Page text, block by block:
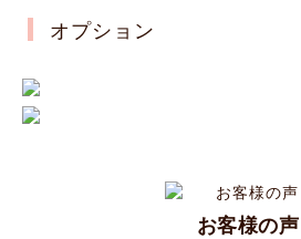
オプション
お客様の声